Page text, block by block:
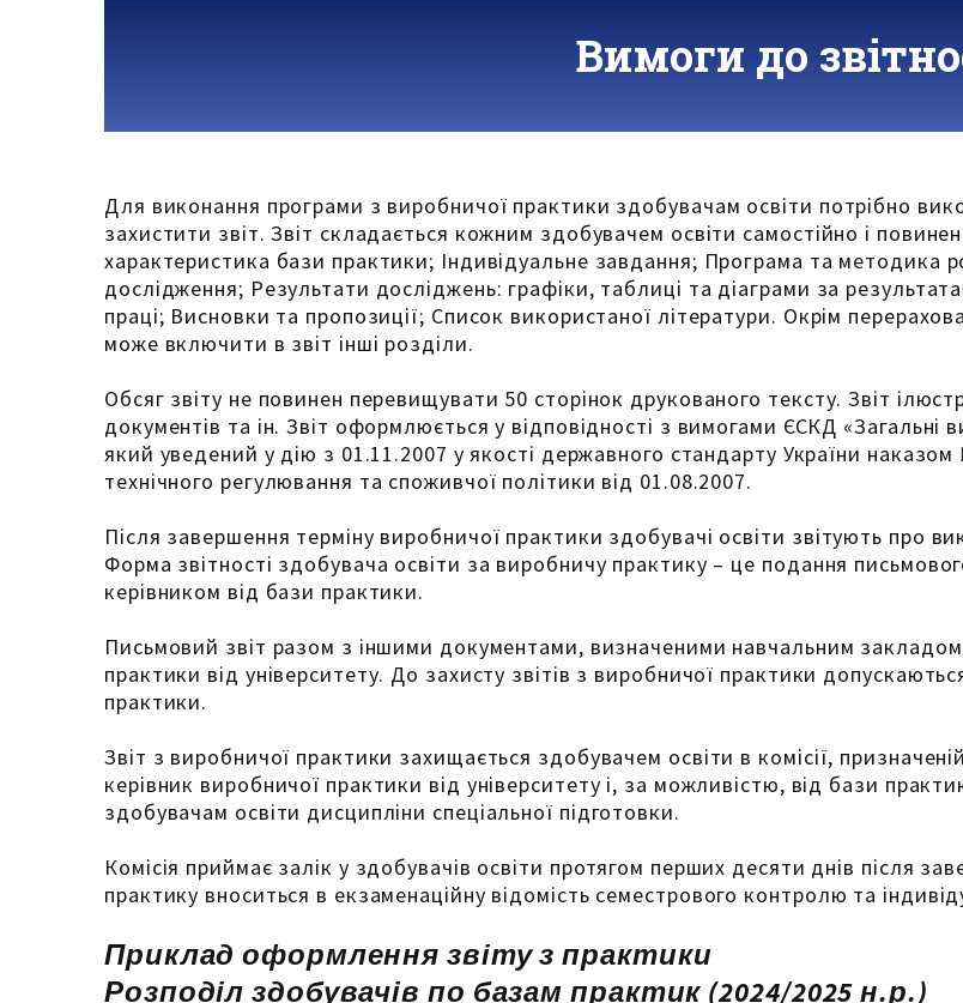
Вимоги до
Для виконання програми з виробничої практики здобувачам освіти потрібно
захистити звіт. Звіт складається кожним здобувачем освіти самостійно і
характеристика бази практики; Індивідуальне завдання; Програма та методика
дослідження; Результати досліджень: графіки, таблиці та діаграми за
праці; Висновки та пропозиції; Список використаної літератури. Окрім
може включити в звіт інші розділи.
Обсяг звіту не повинен перевищувати 50 сторінок друкованого тексту. Звіт
документів та ін. Звіт оформлюється у відповідності з вимогами ЄСКД
який уведений у дію з 01.11.2007 у якості державного стандарту України
технічного регулювання та споживчої політики від 01.08.2007.
Після завершення терміну виробничої практики здобувачі освіти звітують про
Форма звітності здобувача освіти за виробничу практику – це подання
керівником від бази практики.
Письмовий звіт разом з іншими документами, визначеними навчальним
практики від університету. До захисту звітів з виробничої практики
практики.
Звіт з виробничої практики захищається здобувачем освіти в комісії,
керівник виробничої практики від університету і, за можливістю, від бази
здобувачам освіти дисципліни спеціальної підготовки.
Комісія приймає залік у здобувачів освіти протягом перших десяти днів після
практику вноситься в екзаменаційну відомість семестрового контролю та
Приклад оформлення звіту з практики
Розподіл здобувачів по базам практик (2024/2025 н.р.)